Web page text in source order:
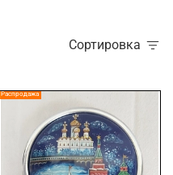
Сортировка
Распродажа